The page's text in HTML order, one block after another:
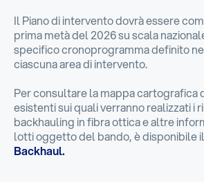
Il Piano di intervento dovrà essere
prima metà del 2026 su scala
specifico cronoprogramma definito
ciascuna area di intervento.
Per consultare la mappa cartografica
esistenti sui quali verranno realizzati i
backhauling in fibra ottica e altre
lotti oggetto del bando, è disponibile
Backhaul.